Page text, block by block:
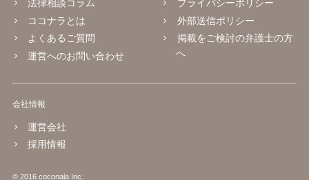
法律相談コラム
ココナラとは
よくあるご質問
運営へのお問い合わせ
プライバシーポリシー
外部送信ポリシー
掲載をご検討の弁護士の方
へ
会社情報
運営会社
採用情報
© 2016 coconala Inc.